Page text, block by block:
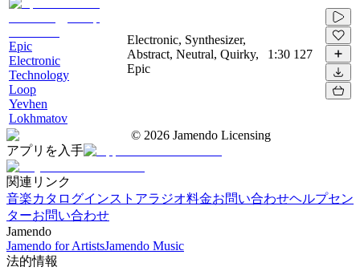
Epic
Electronic
Technology
Loop
Yevhen
Lokhmatov
Electronic, Synthesizer,
Abstract, Neutral, Quirky,
Epic
1:30 127
© 2026 Jamendo Licensing
アプリを入手
関連リンク
音楽カタログインストアラジオ料金お問い合わせヘルプセン
ターお問い合わせ
Jamendo
Jamendo for ArtistsJamendo Music
法的情報